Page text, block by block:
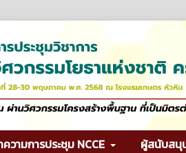
วามการประชุม NCCE ผู้สนับสนุ